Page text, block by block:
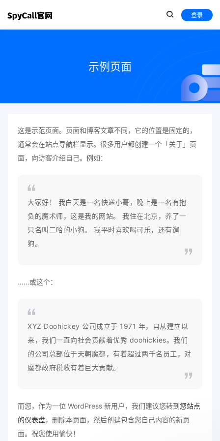
登录
示例页面
这是示范页面。页面和博客文章不同，它的位置是固定的，
通常会在站点导航栏显示。很多用户都创建一个「关于」页
面，向访客介绍自己。例如：
大家好！ 我白天是一名快递小哥，晚上是一名有抱
负的魔术师，这是我的网站。 我住在北京，养了一
只名叫二哈的小狗。 我平时喜欢喝可乐，还有遛
狗。
……或这个：
XYZ Doohickey 公司成立于 1971 年，自从建立以
来，我们一直向社会贡献着优秀 doohickies。我们
的公司总部位于天朝魔都，有着超过两千名员工，对
魔都政府税收有着巨大贡献。
而您，作为一位 WordPress 新用户，我们建议您转到您站点
的仪表盘，删除本页面，然后创建包含您自己内容的新页
面。祝您使用愉快！